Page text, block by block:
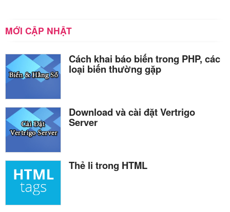
MỚI CẬP NHẬT
Cách khai báo biến trong PHP, các
loại biến thường gặp
Download và cài đặt Vertrigo
Server
Thẻ li trong HTML